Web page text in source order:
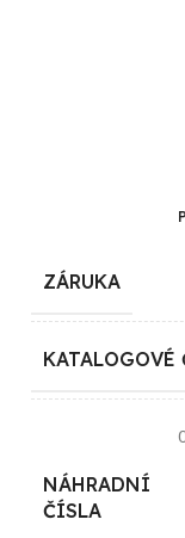
ZÁRUKA
KATALOGOVÉ
NÁHRADNÍ
ČÍSLA